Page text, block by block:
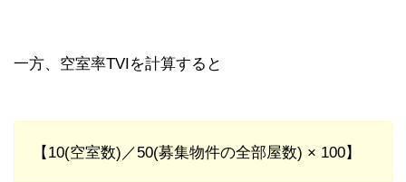
一方、空室率TVIを計算すると
【10(空室数)／50(募集物件の全部屋数) × 100】